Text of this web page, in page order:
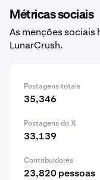
Métricas sociais
As menções sociais
LunarCrush.
Postagens totais
35,346
Postagens do X
33,139
Contribuidores
23,820 pessoas